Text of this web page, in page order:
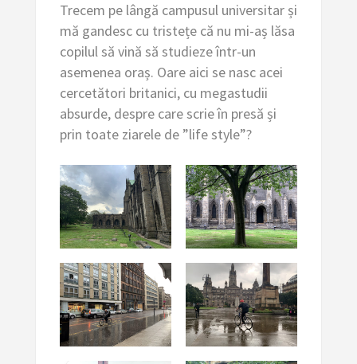
Trecem pe lângă campusul universitar și
mă gandesc cu tristețe că nu mi-aș lăsa
copilul să vină să studieze într-un
asemenea oraș. Oare aici se nasc acei
cercetători britanici, cu megastudii
absurde, despre care scrie în presă și
prin toate ziarele de ”life style”?